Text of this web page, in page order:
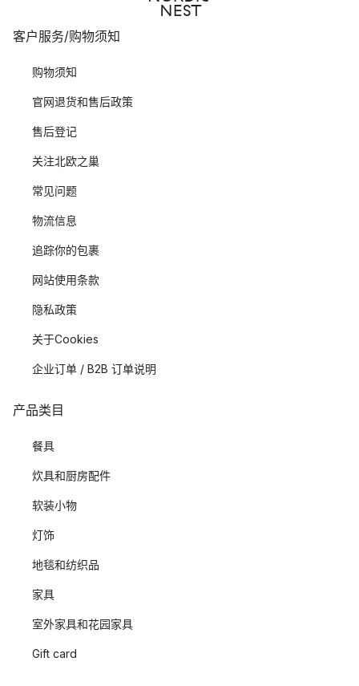
客户服务/购物须知
购物须知
官网退货和售后政策
售后登记
关注北欧之巢
常见问题
物流信息
追踪你的包裹
网站使用条款
隐私政策
关于Cookies
企业订单 / B2B 订单说明
产品类目
餐具
炊具和厨房配件
软装小物
灯饰
地毯和纺织品
家具
室外家具和花园家具
Gift card